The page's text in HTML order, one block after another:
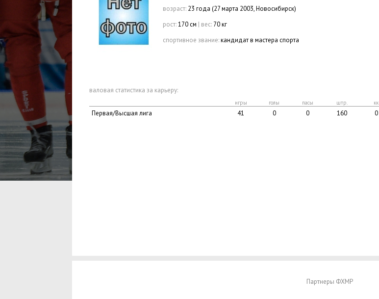
возраст: 23 года (27 марта 2003, Новосибирск)
рост:170 см | вес: 70 кг
спортивное звание:кандидат в мастера спорта
валовая статистика за карьеру:
игры голы пасы штр. кк
Первая/Высшая лига 41 0 0 160 0
Партнеры ФХМР